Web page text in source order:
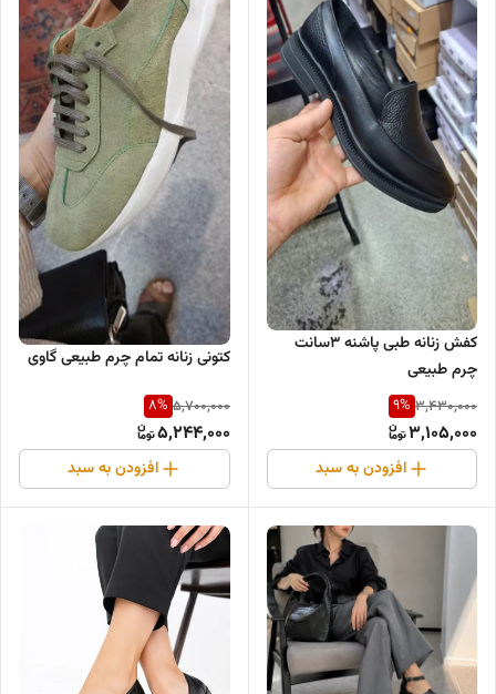
کفش زنانه طبی پاشنه ۳سانت
چرم طبیعی
3,430,000
9%
3,105,000
افزودن به سبد
کتونی زنانه تمام چرم طبیعی گاوی
5,700,000
8%
5,244,000
افزودن به سبد